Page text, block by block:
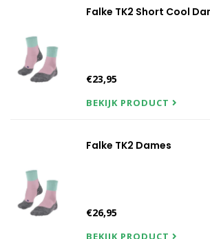
Falke TK2 Short Cool
€23,95
BEKIJK PRODUCT
Falke TK2 Dames
€26,95
BEKIJK PRODUCT